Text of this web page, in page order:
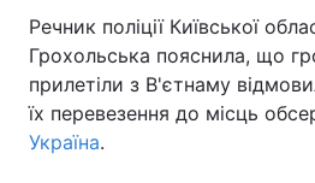
Речник поліції Київської
Грохольська пояснила, що
прилетіли з В'єтнаму
їх перевезення до місць
Україна.